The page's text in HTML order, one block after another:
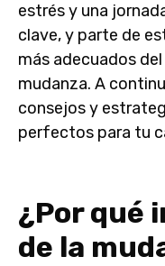
estrés y una
clave, y parte de
más adecuados
mudanza. A
consejos y
perfectos para tu
¿Por qué
de la